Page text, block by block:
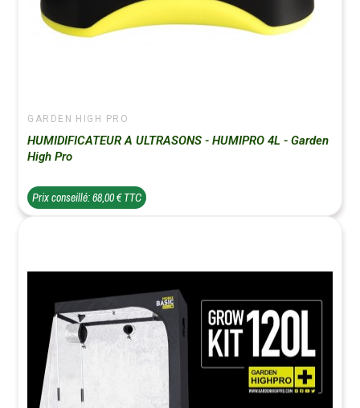
GARDEN HIGH PRO
HUMIDIFICATEUR A ULTRASONS - HUMIPRO 4L - Garden
High Pro
Prix conseillé: 68,00 € TTC